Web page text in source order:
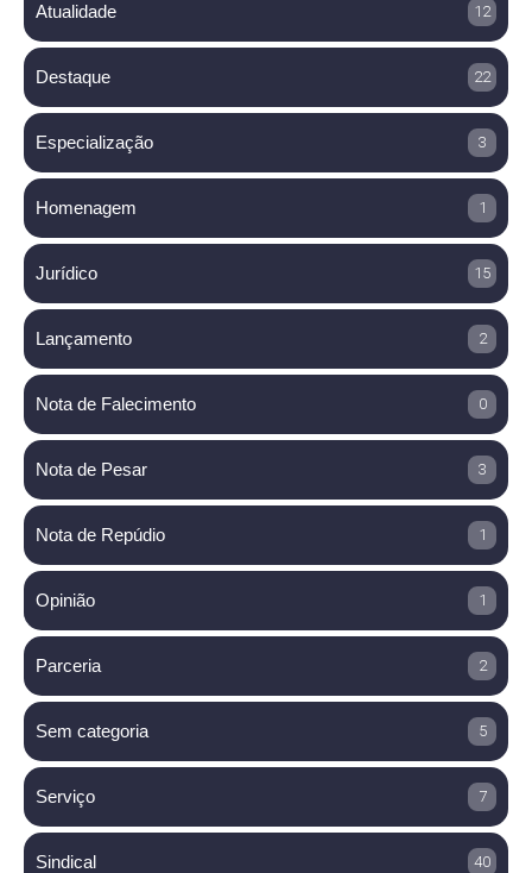
Atualidade 12
Destaque 22
Especialização 3
Homenagem 1
Jurídico 15
Lançamento 2
Nota de Falecimento 0
Nota de Pesar 3
Nota de Repúdio 1
Opinião 1
Parceria 2
Sem categoria 5
Serviço 7
Sindical 40